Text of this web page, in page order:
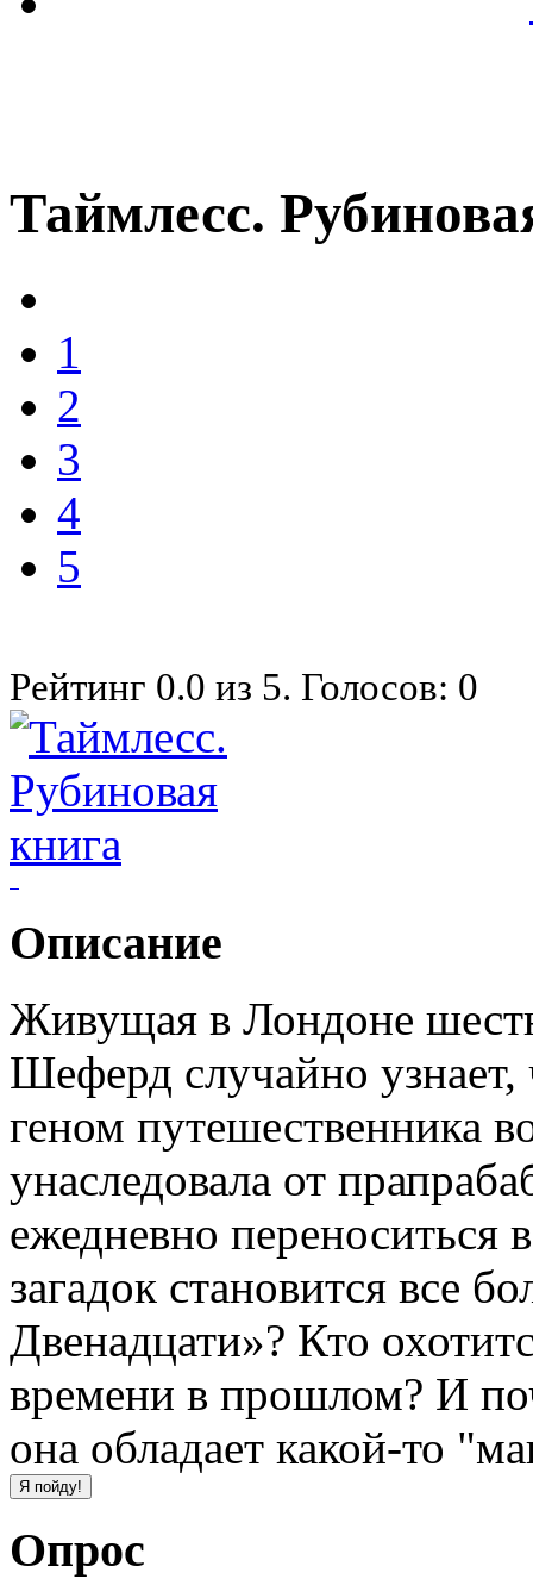
Таймлесс.
1
2
3
4
5
Рейтинг 0.0 из 5. Голосов: 0
Описание
Живущая в Лондоне
Шеферд случайно
геном путешественника
унаследовала от
ежедневно
загадок становится все
Двенадцати»? Кто
времени в прошлом? И
она обладает какой-то
Опрос